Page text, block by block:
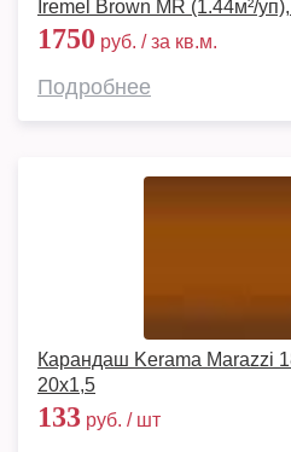
Iremel Brown MR (1.44м²/
1750 руб. / за кв.м.
Подробнее
Карандаш Kerama Marazzi
20х1,5
133 руб. / шт